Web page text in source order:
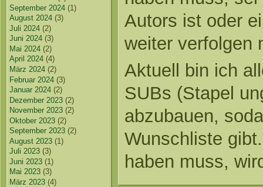
September 2024 (1)
August 2024 (3)
Juli 2024 (2)
Juni 2024 (3)
Mai 2024 (2)
April 2024 (4)
März 2024 (2)
Februar 2024 (3)
Januar 2024 (2)
Dezember 2023 (2)
November 2023 (2)
Oktober 2023 (2)
September 2023 (2)
August 2023 (1)
Juli 2023 (3)
Juni 2023 (1)
Mai 2023 (3)
März 2023 (4)
Autors ist oder
weiter verfolgen
Aktuell bin ich
SUBs (Stapel
abzubauen,
Wunschliste
haben muss,